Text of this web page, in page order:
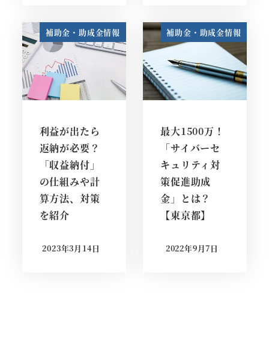
補助金・助成金情報
利益が出たら
返納が必要？
「収益納付」
の仕組みや計
算方法、対策
を紹介
投稿日
2023年3月14日
補助金・助成金情報
最大1500万！
「サイバーセ
キュリティ対
策促進助成
金」とは？
【東京都】
投稿日
2022年9月7日